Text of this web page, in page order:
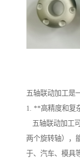
五轴联动加工是
1. **高精度和复
五轴联动加工
两个旋转轴），
于、汽车、模具